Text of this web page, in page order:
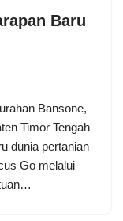
Baru
Bansone,
Timor Tengah
dunia pertanian
Go melalui